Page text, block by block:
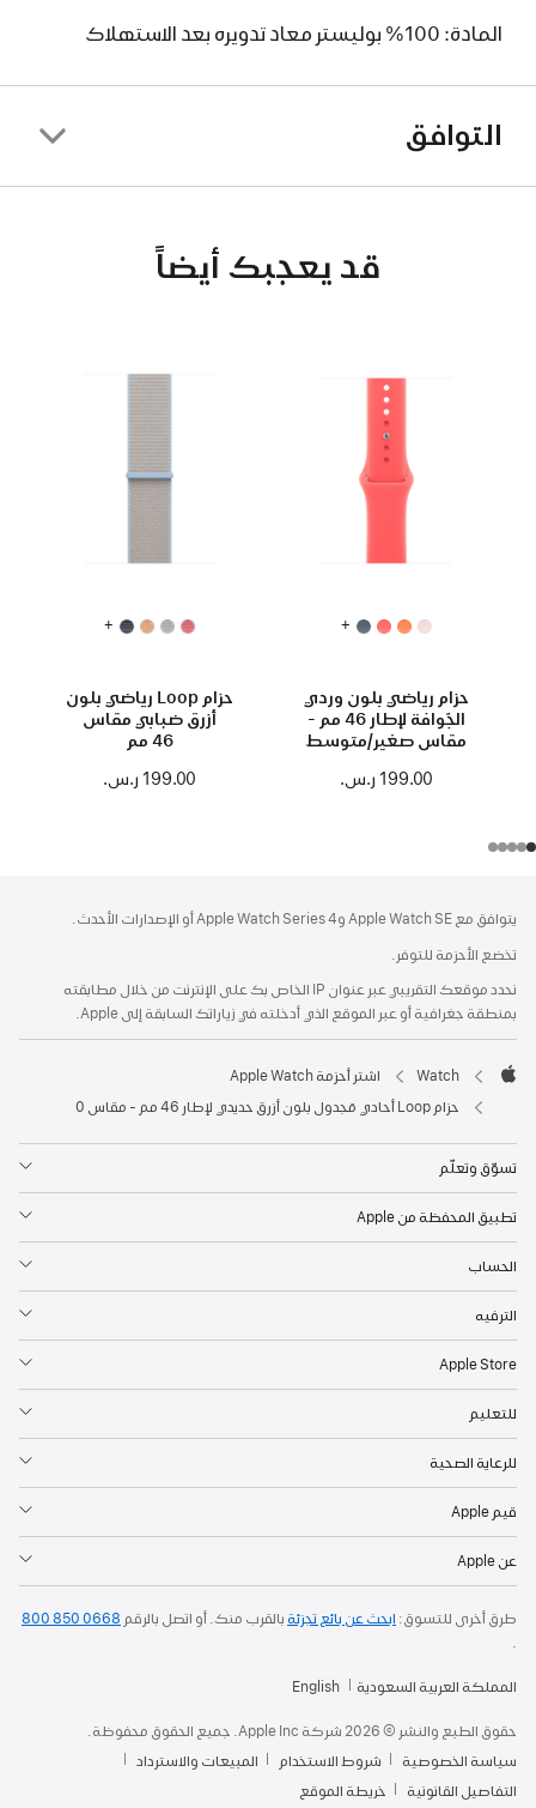
المادة: 100% بوليستر معاد تدويره بعد الاستهلاك
التوافق
قد يعجبك أيضاً
+
حزام رياضي بلون وردي
الجّوافة لإطار 46 مم -
مقاس صغير/متوسط
199.00 ر.س.‏
+
حزام Loop رياضي بلون
أزرق ضبابي مقاس
46 مم
199.00 ر.س.‏
يتوافق مع Apple Watch SE وApple Watch Series 4 أو الإصدارات الأحدث.
تخضع الأحزمة للتوفر.
نحدد موقعك التقريبي عبر عنوان IP الخاص بك على الإنترنت من خلال مطابقته
بمنطقة جغرافية أو عبر الموقع الذي أدخلته في زياراتك السابقة إلى Apple.
Watch
اشتر أحزمة Apple Watch
حزام Loop أحادي مَجدول بلون أزرق حديدي لإطار 46 مم - مقاس 0
تسوّق وتعلّم
تطبيق المحفظة من Apple
الحساب
الترفيه
Apple Store
للتعليم
للرعاية الصحية
قيم Apple
عن Apple
طرق أخرى للتسوق: ابحث عن بائع تجزئة بالقرب منك. أو اتصل بالرقم 800 850 0668
.
المملكة العربية السعودية English
حقوق الطبع والنشر © 2026 شركة Apple Inc. جميع الحقوق محفوظة.
سياسة الخصوصية
شروط الاستخدام
المبيعات والاسترداد
التفاصيل القانونية
خريطة الموقع